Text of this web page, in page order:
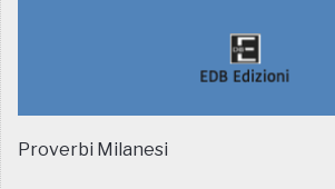
Proverbi Milanesi